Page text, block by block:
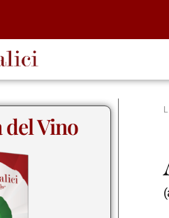
Vino